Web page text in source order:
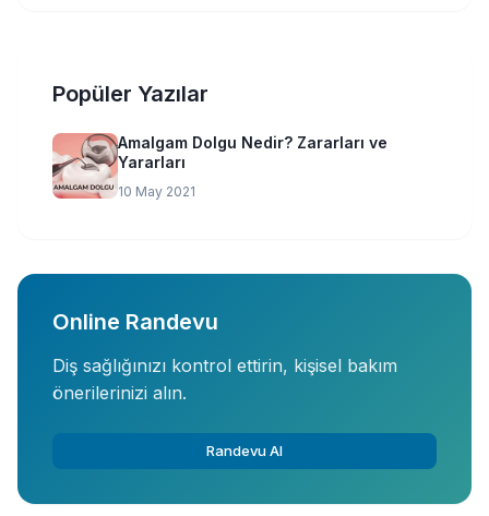
Popüler Yazılar
Amalgam Dolgu Nedir? Zararları ve
Yararları
10 May 2021
Online Randevu
Diş sağlığınızı kontrol ettirin, kişisel bakım
önerilerinizi alın.
Randevu Al